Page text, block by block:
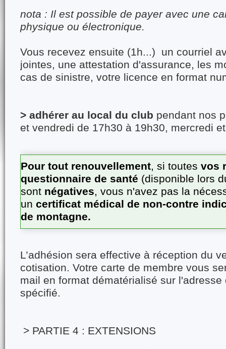
nota : Il est possible de payer avec une
physique ou électronique.
Vous recevez ensuite (1h...) un courriel
jointes, une attestation d'assurance, les
cas de sinistre, votre licence en format
> adhérer au local du club pendant nos
et vendredi de 17h30 à 19h30, mercredi
Pour tout renouvellement, si toutes vos
questionnaire de santé (disponible lors
sont négatives, vous n'avez pas la
un certificat médical de non-contre
de montagne.
L’adhésion sera effective à réception du
cotisation. Votre carte de membre vous
mail en format dématérialisé sur l'adresse
spécifié.
> PARTIE 4 : EXTENSIONS